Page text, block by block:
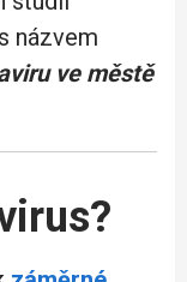
s názvem
ve městě